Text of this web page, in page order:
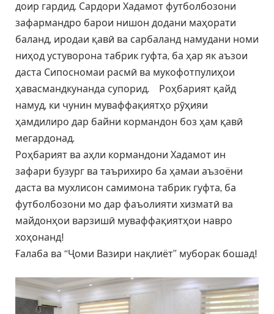
доир гардид. Сардори Хадамот футболбозони
зафармандро барои нишон додани маҳорати
баланд, иродаи қавӣ ва сарбаланд намудани номи
ниҳод устуворона табрик гуфта, ба ҳар як аъзои
даста Сипосномаи расмӣ ва мукофотпулиҳои
ҳавасмандкунанда супорид. Роҳбарият қайд
намуд, ки чунин муваффақиятҳо рӯҳияи
ҳамдилиро дар байни кормандон боз ҳам қавӣ
мегардонад.
Роҳбарият ва аҳли кормандони Хадамот ин
зафари бузург ва таърихиро ба ҳамаи аъзоёни
даста ва мухлисон самимона табрик гуфта, ба
футболбозони мо дар фаъолияти хизматӣ ва
майдонҳои варзишӣ муваффақиятҳои навро
хоҳонанд!
Ғалаба ва “Ҷоми Вазири нақлиёт” муборак бошад!